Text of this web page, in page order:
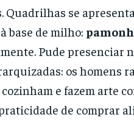
Quadrilhas se
base de milho:
Pude presenciar
os homens
e fazem arte
de comprar